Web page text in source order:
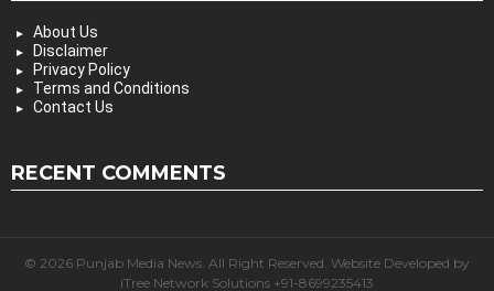
About Us
Disclaimer
Privacy Policy
Terms and Conditions
Contact Us
RECENT COMMENTS
© 2026 Punjab Media News. All Right Reserved. Website Developed by
iTree Network Solutions +91-8699235413